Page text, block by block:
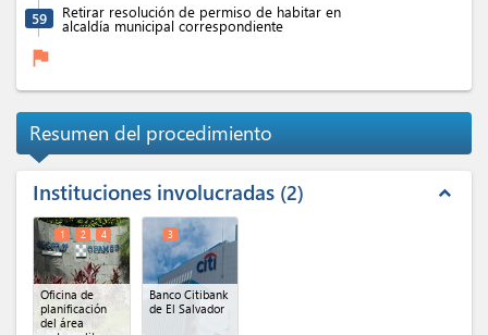
59 Retirar resolución de permiso de habitar en
alcaldía municipal correspondiente
flag
Resumen del procedimiento
Instituciones involucradas 2 expand_less
Oficina de
planificación
del área
1 2 4
Banco Citibank
de El Salvador
3